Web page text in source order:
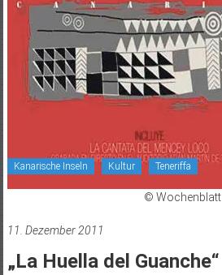
Kanarische Inseln Kultur Teneriffa
© Wochenblatt
11. Dezember 2011
„La Huella del Guanche“